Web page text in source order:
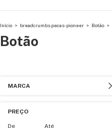
Início > breadcrumbs.pecas-pioneer > Botão >
Botão
MARCA
PREÇO
De Até